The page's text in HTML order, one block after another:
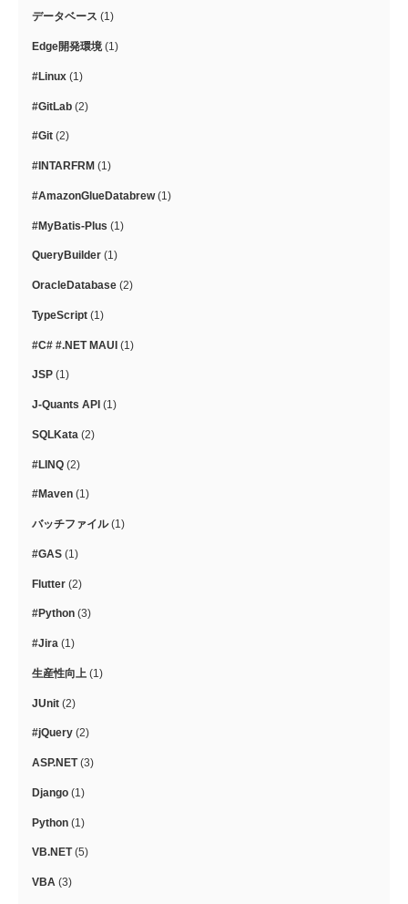
データベース (1)
Edge開発環境 (1)
#Linux (1)
#GitLab (2)
#Git (2)
#INTARFRM (1)
#AmazonGlueDatabrew(1)
#MyBatis-Plus (1)
QueryBuilder (1)
OracleDatabase (2)
TypeScript (1)
#C# #.NET MAUI (1)
JSP (1)
J-Quants API (1)
SQLKata (2)
#LINQ (2)
#Maven (1)
バッチファイル(1)
#GAS (1)
Flutter (2)
#Python (3)
#Jira (1)
生産性向上 (1)
JUnit (2)
#jQuery (2)
ASP.NET(3)
Django (1)
Python (1)
VB.NET(5)
VBA (3)